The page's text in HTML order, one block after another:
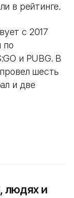
в рейтинге.
с 2017
по
и PUBG. В
шесть
и две
людях и